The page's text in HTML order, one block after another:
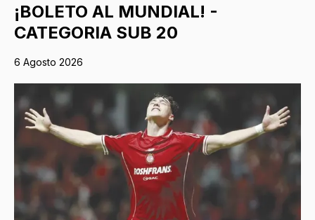
¡BOLETO AL MUNDIAL! -
CATEGORIA SUB 20
6 Agosto 2026